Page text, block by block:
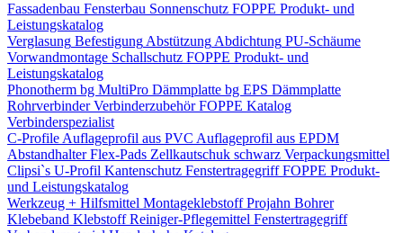
Fassadenbau Fensterbau Sonnenschutz FOPPE Produkt- und
Leistungskatalog
Verglasung Befestigung Abstützung Abdichtung PU-Schäume
Vorwandmontage Schallschutz FOPPE Produkt- und
Leistungskatalog
Phonotherm bg MultiPro Dämmplatte bg EPS Dämmplatte
Rohrverbinder Verbinderzubehör FOPPE Katalog
Verbinderspezialist
C-Profile Auflageprofil aus PVC Auflageprofil aus EPDM
Abstandhalter Flex-Pads Zellkautschuk schwarz Verpackungsmittel
Clipsi`s U-Profil Kantenschutz Fenstertragegriff FOPPE Produkt-
und Leistungskatalog
Werkzeug + Hilfsmittel Montageklebstoff Projahn Bohrer
Klebeband Klebstoff Reiniger-Pflegemittel Fenstertragegriff